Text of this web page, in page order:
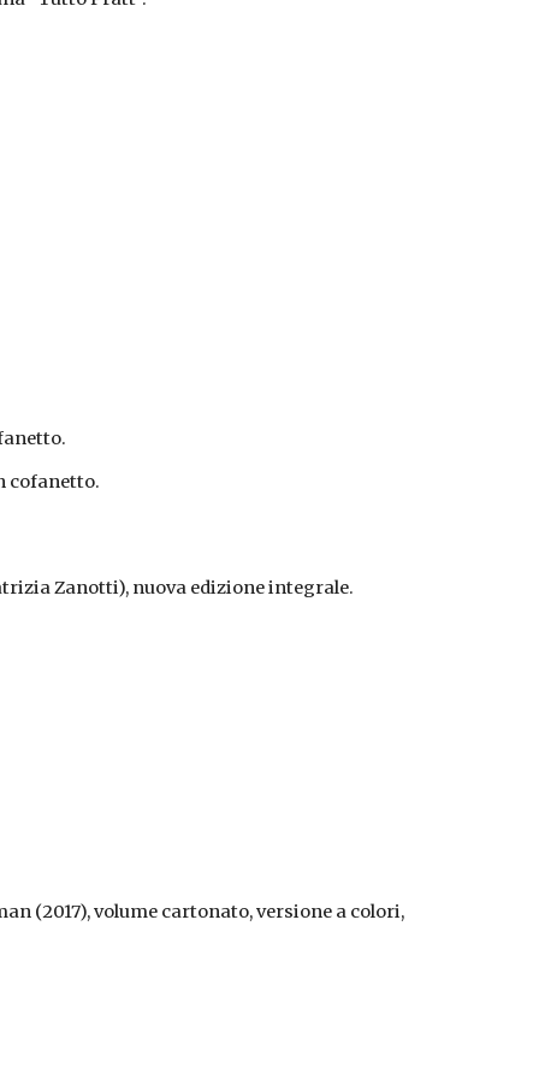
cofanetto.
Zanotti), nuova edizione integrale.
(2017), volume cartonato, versione a colori,